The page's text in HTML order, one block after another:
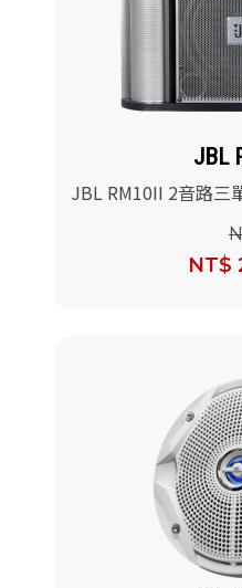
JBL
JBL RM10II 2音路三
NT$